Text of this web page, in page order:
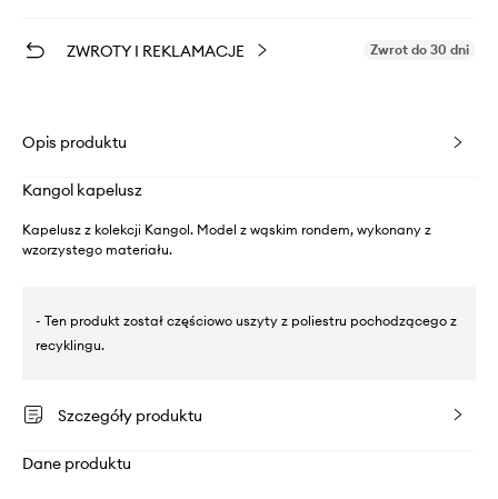
ZWROTY I REKLAMACJE Zwrot do 30 dni
Opis produktu
Kangol kapelusz
Kapelusz z kolekcji Kangol. Model z wąskim rondem, wykonany z
wzorzystego materiału.
- Ten produkt został częściowo uszyty z poliestru pochodzącego z
recyklingu.
Szczegóły produktu
Dane produktu